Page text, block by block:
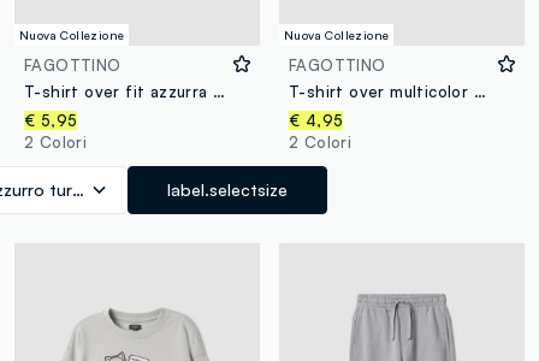
Nuova Collezione
FAGOTTINO
T-shirt over fit azzurra in puro cotone organico con stampa tigre per bimbo
€ 5,95
2 Colori
turchese label.selectsize
Nuova Collezione
FAGOTTINO
T-shirt over multicolor a righe in puro cotone organico per bimbo
€ 4,95
2 Colori